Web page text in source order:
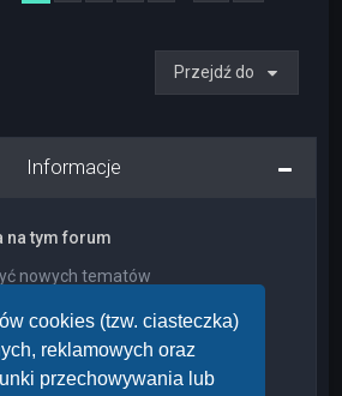
cookies (tzw. ciasteczka)
reklamowych oraz
przechowywania lub
Przejdź do
Informacje
na tym forum
nowych tematów
swoich postów
swoich postów
załączników